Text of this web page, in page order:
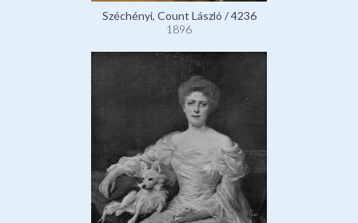
Széchényi, Count László / 4236
1896